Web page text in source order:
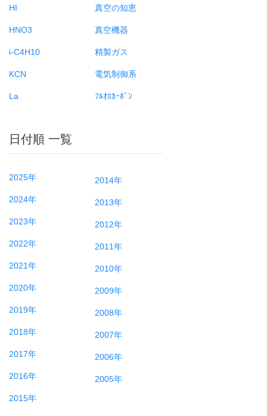
HI
HNO3
i-C4H10
KCN
La
真空の知恵
真空機器
精製ガス
電気制御系
ﾌﾙｵﾛｶｰﾎﾞﾝ
日付順 一覧
2025年
2024年
2023年
2022年
2021年
2020年
2019年
2018年
2017年
2016年
2015年
2014年
2013年
2012年
2011年
2010年
2009年
2008年
2007年
2006年
2005年